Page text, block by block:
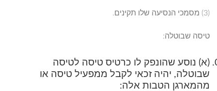
(3) מסמכי הנסיעה שלו תקינים.
טיסה שבוטלה:
(א) נוסע שהונפק לו כרטיס טיסה לטיסה
שבוטלה, יהיה זכאי לקבל ממפעיל טיסה או
מהמארגן הטבות אלה: